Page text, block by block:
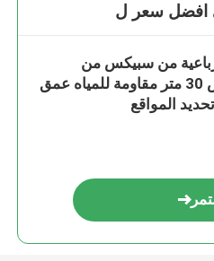
افضل سعر ل
من سبيكس من
سبيكس 30 متر مقاومة للمياه عمق
المواقع